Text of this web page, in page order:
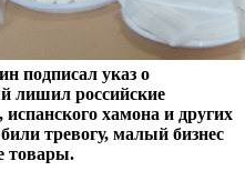
подписал указ о
лишил российские
хамона и других
тревогу, малый бизнес
товары.